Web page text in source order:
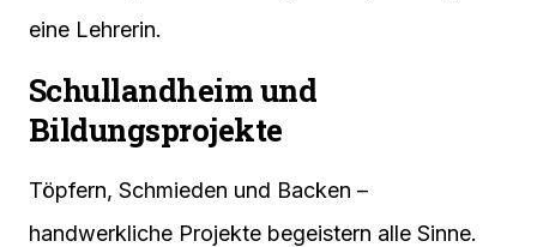
eine Lehrerin.
Schullandheim und
Bildungsprojekte
Töpfern, Schmieden und Backen –
handwerkliche Projekte begeistern alle Sinne.